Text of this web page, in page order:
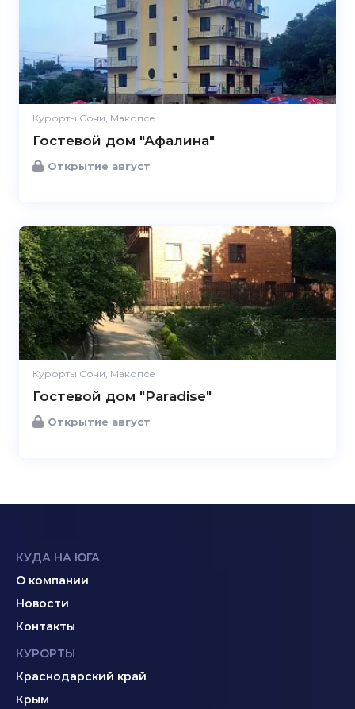
Курорты Сочи, Макопсе
Гостевой дом "Афалина"
Открытие август
Курорты Сочи, Макопсе
Гостевой дом "Paradise"
Открытие август
КУДА НА ЮГА
О компании
Новости
Контакты
КУРОРТЫ
Краснодарский край
Крым